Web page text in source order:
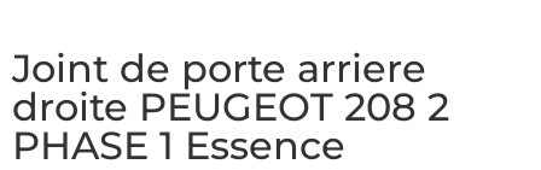
Joint de porte arriere
droite PEUGEOT 208 2
PHASE 1 Essence